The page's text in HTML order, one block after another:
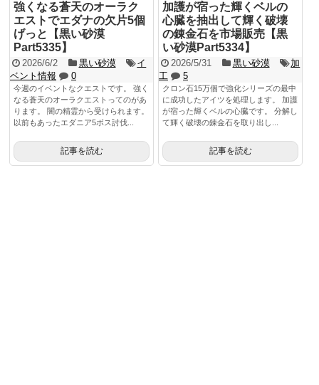
強くなる蒼天のオーラク
エストでエダナの欠片5個
げっと【黒い砂漠
Part5335】
2026/6/2 黒い砂漠
イ
ベント情報
0
今週のイベントなクエストです。 強く
なる蒼天のオーラクエストってのがあ
ります。 闇の精霊から受けられます。
以前もあったエダニア5ボス討伐...
記事を読む
加護が宿った輝くベルの
心臓を抽出して輝く破壊
の錬金石を市場販売【黒
い砂漠Part5334】
2026/5/31 黒い砂漠
加
工
5
クロン石15万個で強化シリーズの最中
に成功したアイツを処理します。 加護
が宿った輝くベルの心臓です。 分解し
て輝く破壊の錬金石を取り出し...
記事を読む